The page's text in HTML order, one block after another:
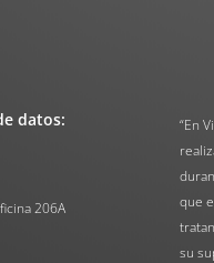
datos:
206A
“En
que
su